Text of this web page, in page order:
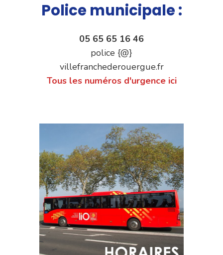
Police municipale :
05 65 65 16 46
police {@}
villefranchederouergue.fr
Tous les numéros d'urgence ici